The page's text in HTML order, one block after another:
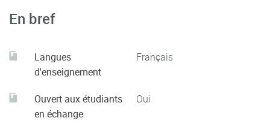
En bref
Langues
d'enseignement
Français
Ouvert aux étudiants
en échange
Oui